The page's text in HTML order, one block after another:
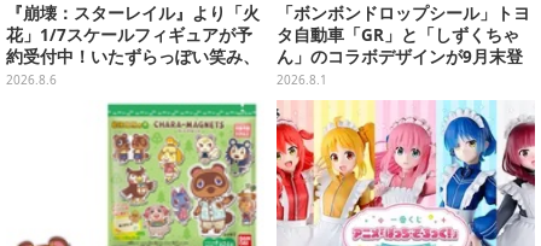
『崩壊：スターレイル』より「火
花」1/7スケールフィギュアが予
約受付中！いたずらっぽい笑み、
シルクハット型のステージが華や
2026.8.6
「ボンボンドロップシール」トヨ
タ自動車「GR」と「しずくちゃ
ん」のコラボデザインが9月末登
場！くま吉らも描かれた全4柄
2026.8.1